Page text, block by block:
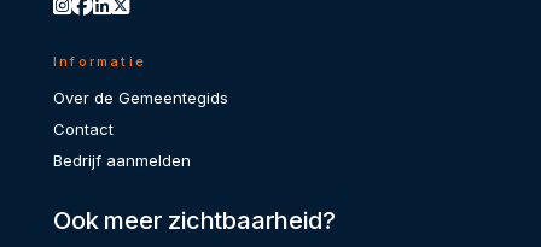
Informatie
Over de Gemeentegids
Contact
Bedrijf aanmelden
Ook meer zichtbaarheid?